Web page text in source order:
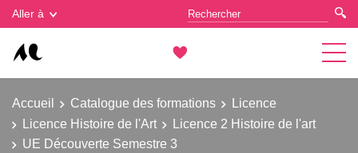
Aller à
Accueil Catalogue des formations
Licence
Licence Histoire de l'Art
Licence 2 Histoire de l'art
UE Découverte Semestre 3
Gestion des cookies